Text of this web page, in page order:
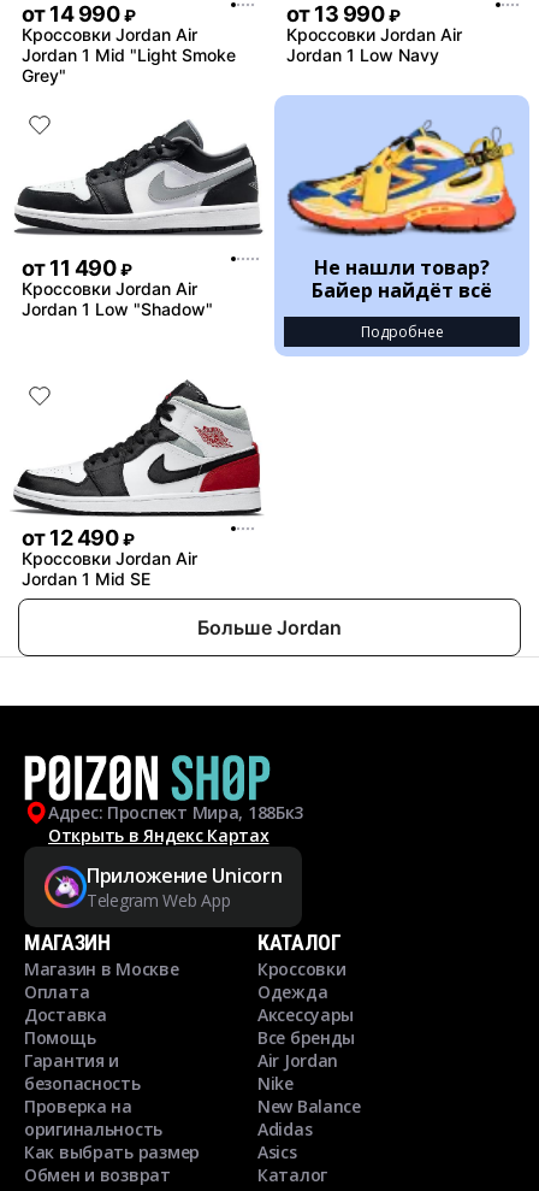
от14 990 ₽
Кроссовки Jordan Air
Jordan 1 Mid "Light Smoke
Grey"
от13 990 ₽
Кроссовки Jordan Air
Jordan 1 Low Navy
от11 490 ₽
Кроссовки Jordan Air
Jordan 1 Low "Shadow"
Не нашли товар?
Байер найдёт всё
Подробнее
от12 490 ₽
Кроссовки Jordan Air
Jordan 1 Mid SE
Больше Jordan
Адрес: Проспект Мира, 188Бк3
Открыть в Яндекс Картах
Приложение Unicorn
Telegram Web App
МАГАЗИН
Магазин в Москве
Оплата
Доставка
Помощь
Гарантия и
безопасность
Проверка на
оригинальность
Как выбрать размер
Обмен и возврат
КАТАЛОГ
Кроссовки
Одежда
Аксессуары
Все бренды
Air Jordan
Nike
New Balance
Adidas
Asics
Каталог